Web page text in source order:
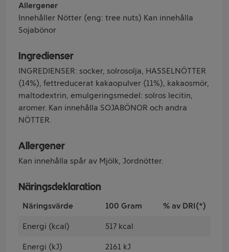
Allergener
Innehåller Nötter (eng: tree nuts) Kan innehålla
Sojabönor
Ingredienser
INGREDIENSER: socker, solrosolja, HASSELNÖTTER
(14%), fettreducerat kakaopulver (11%), kakaosmör,
maltodextrin, emulgeringsmedel: solros lecitin,
aromer. Kan innehålla SOJABÖNOR och andra
NÖTTER.
Allergener
Kan innehålla spår av Mjölk, Jordnötter.
Näringsdeklaration
Näringsvärde 100 Gram % av DRI(*)
Energi (kcal) 517 kcal
Energi (kJ) 2161 kJ